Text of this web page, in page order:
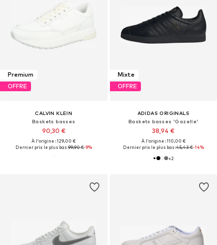
Premium
OFFRE
CALVIN KLEIN
Baskets basses
90,30 €
À l'origine : 129,00 €
Dernier prix le plus bas :99,90 €-9%
Mixte
OFFRE
ADIDAS ORIGINALS
Baskets basses 'Gazelle'
38,94 €
À l'origine : 110,00 €
Dernier prix le plus bas :45,43 €-14%
+2